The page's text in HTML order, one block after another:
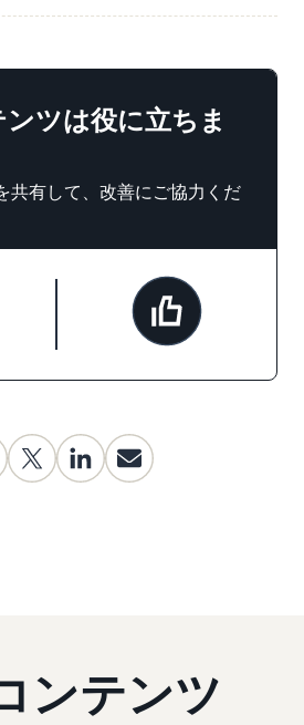
ツは役に立ちま
共有して、改善にご協力くだ
ンテンツ